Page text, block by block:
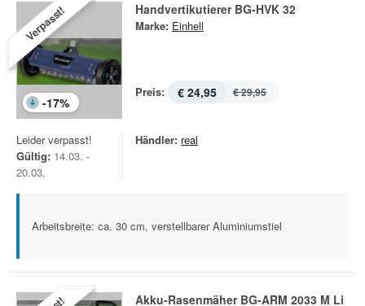
Verpasst!
-17%
Handvertikutierer BG-HVK 32
Marke: Einhell
Preis: € 24,95 € 29,95
Leider verpasst!
Gültig: 14.03. -
20.03.
Händler: real
Arbeitsbreite: ca. 30 cm, verstellbarer Aluminiumstiel
Akku-Rasenmäher BG-ARM 2033 M Li